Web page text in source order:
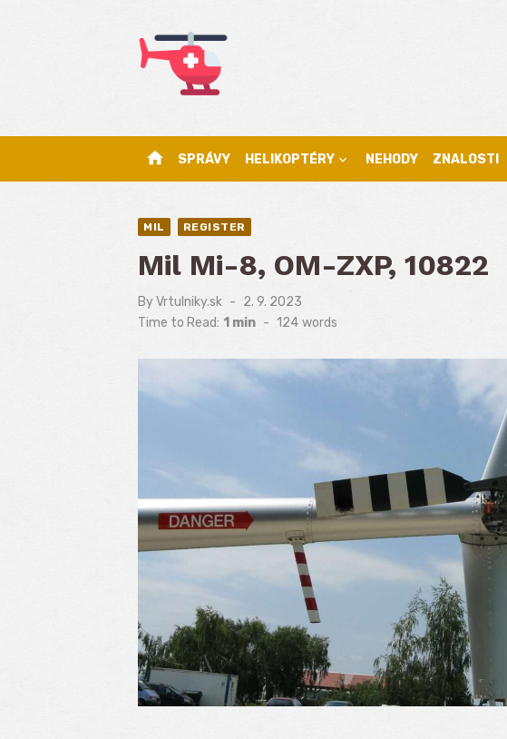
home SPRÁVY HELIKOPTÉRY NEHODY ZNALOSTI
MIL REGISTER
Mil Mi-8, OM-ZXP, 10822
ByVrtulniky.sk
Posted
on
2. 9. 2023
Time to Read: 1 min - 124 words